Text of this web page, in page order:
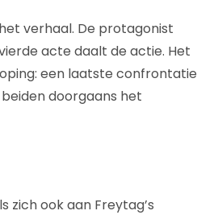
verhaal. De protagonist
acte daalt de actie. Het
een laatste confrontatie
doorgaans het
ook aan Freytag’s